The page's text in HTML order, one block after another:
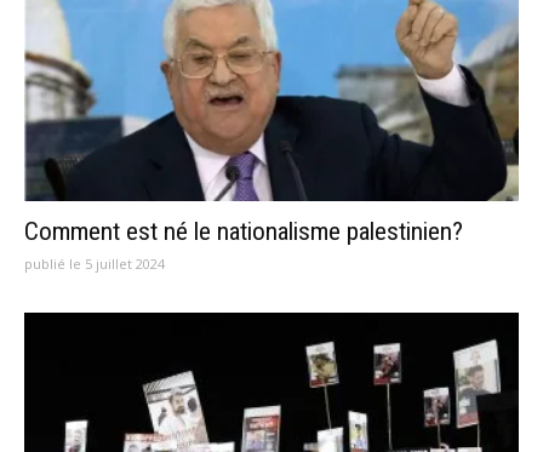
Comment est né le nationalisme palestinien?
publié le 5 juillet 2024